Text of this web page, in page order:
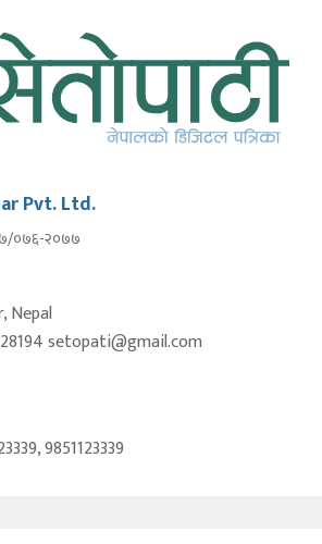
Pvt. Ltd.
०७६-२०७७
Nepal
setopati@gmail.com
9851123339